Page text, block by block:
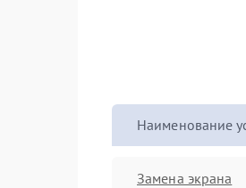
Наименование
Замена экрана